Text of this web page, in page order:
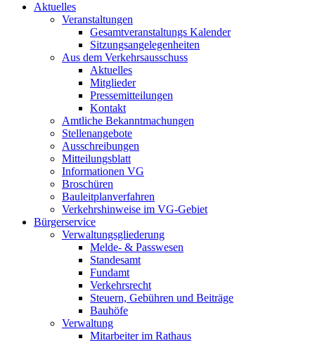
Aktuelles
Veranstaltungen
Gesamtveranstaltungs Kalender
Sitzungsangelegenheiten
Aus dem Verkehrsausschuss
Aktuelles
Mitglieder
Pressemitteilungen
Kontakt
Amtliche Bekanntmachungen
Stellenangebote
Ausschreibungen
Mitteilungsblatt
Informationen VG
Broschüren
Bauleitplanverfahren
Verkehrshinweise im VG-Gebiet
Bürgerservice
Verwaltungsgliederung
Melde- & Passwesen
Standesamt
Fundamt
Verkehrsrecht
Steuern, Gebühren und Beiträge
Bauhöfe
Verwaltung
Mitarbeiter im Rathaus